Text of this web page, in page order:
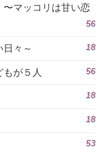
〜マッコリは甘い恋
56
日々～ 18
もが５人 56
18
18
53